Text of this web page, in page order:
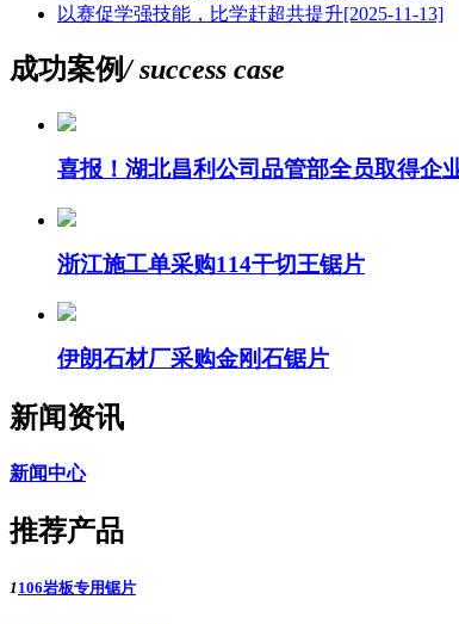
以赛促学强技能，比学赶超共提升[2025-11-13]
成功案例/ success case
喜报！湖北昌利公司品管部全员取得企
浙江施工单采购114干切王锯片
伊朗石材厂采购金刚石锯片
新闻资讯
新闻中心
推荐产品
1 106岩板专用锯片